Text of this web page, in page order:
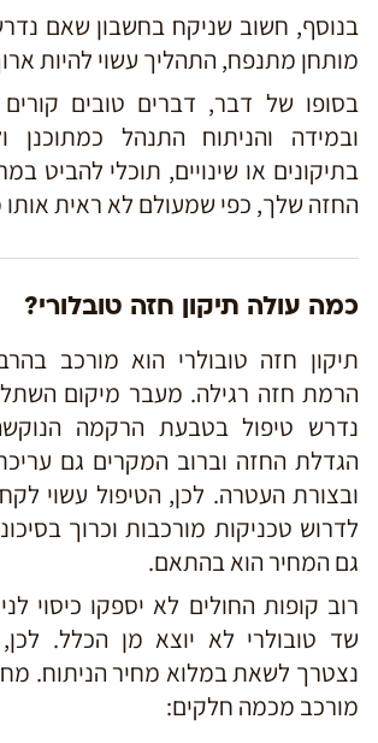
בנוסף, חשוב שניקח בחשבון שאם
מותחן מתנפח, התהליך עשוי להיות
בסופו של דבר, דברים טובים
ובמידה והניתוח התנהל כמתוכנן
בתיקונים או שינויים, תוכלי להביט
החזה שלך, כפי שמעולם לא ראית אותו
כמה עולה תיקון חזה טובלורי?
תיקון חזה טובולרי הוא מורכב
הרמת חזה רגילה. מעבר מיקום
נדרש טיפול בטבעת הרקמה
הגדלת החזה וברוב המקרים גם עריכת
ובצורת העטרה. לכן, הטיפול עשוי
לדרוש טכניקות מורכבות וכרוך
גם המחיר הוא בהתאם.
רוב קופות החולים לא יספקו כיסוי
שד טובולרי לא יוצא מן הכלל.
נצטרך לשאת במלוא מחיר הניתוח.
מורכב מכמה חלקים: